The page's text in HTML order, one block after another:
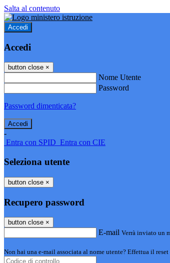
Salta al contenuto
Accedi
Accedi
button close ×
Nome Utente
Password
Password dimenticata?
-
Entra con SPID Entra con CIE
Seleziona utente
button close ×
Recupero password
button close ×
E-mail Verrà inviato un
Non hai una e-mail associata al nome utente? Effettua il